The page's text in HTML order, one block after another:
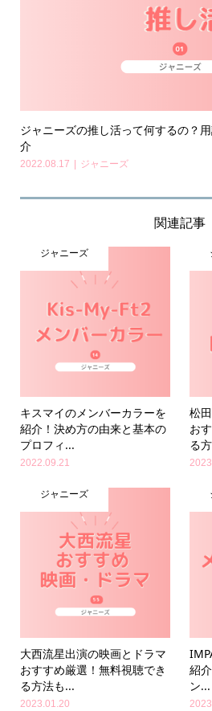
ジャニーズの推し活って何するの？
介
2022.08.17 ジャニーズ
関連記事
ジャニーズ
キスマイのメンバーカラーを
紹介！決め方の由来と基本の
プロフィ...
2022.09.21
松
お
る
ジャニーズ
大西流星出演の映画とドラマ
おすすめ厳選！無料視聴でき
る方法も...
2023.01.20
紹
ン...